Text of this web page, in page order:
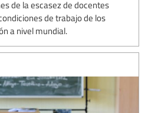
de la escasez de docentes
de trabajo de los
a nivel mundial.